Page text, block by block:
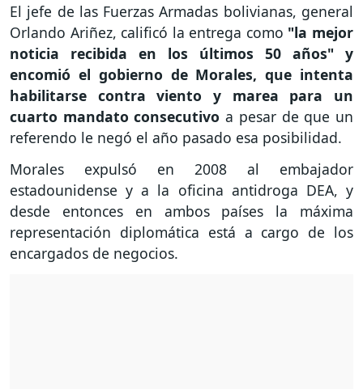
El jefe de las Fuerzas Armadas bolivianas, general
Orlando Ariñez, calificó la entrega como "la mejor
noticia recibida en los últimos 50 años" y
encomió el gobierno de Morales, que intenta
habilitarse contra viento y marea para un
cuarto mandato consecutivo a pesar de que un
referendo le negó el año pasado esa posibilidad.
Morales expulsó en 2008 al embajador
estadounidense y a la oficina antidroga DEA, y
desde entonces en ambos países la máxima
representación diplomática está a cargo de los
encargados de negocios.